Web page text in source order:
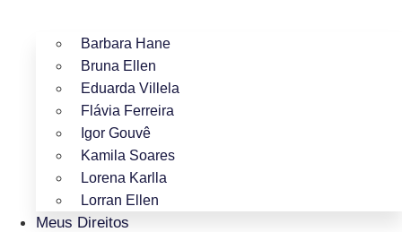
Barbara Hane
Bruna Ellen
Eduarda Villela
Flávia Ferreira
Igor Gouvê
Kamila Soares
Lorena Karlla
Lorran Ellen
Meus Direitos